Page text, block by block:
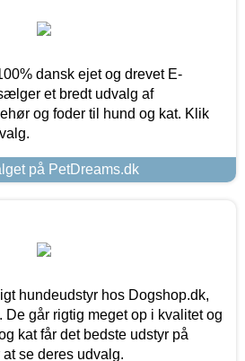
dansk ejet og drevet E-
et bredt udvalg af
og foder til hund og kat. Klik
på PetDreams.dk
hundeudstyr hos Dogshop.dk,
De går rigtig meget op i kvalitet og
kat får det bedste udstyr på
se deres udvalg.